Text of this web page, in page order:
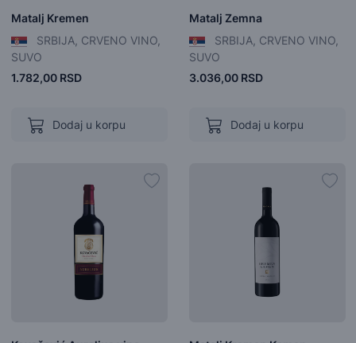
Matalj Kremen
SRBIJA, CRVENO VINO,
SUVO
1.782,00 RSD
Dodaj u korpu
Matalj Zemna
SRBIJA, CRVENO VINO,
SUVO
3.036,00 RSD
Dodaj u korpu